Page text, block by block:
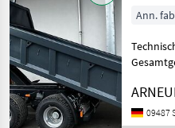
Ann.
09487